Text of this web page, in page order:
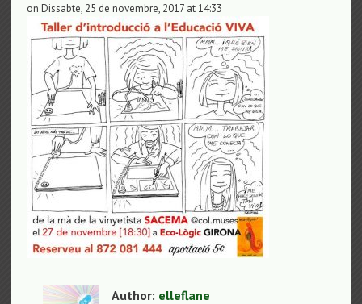
on Dissabte, 25 de novembre, 2017 at 14:33
Author: elleflane